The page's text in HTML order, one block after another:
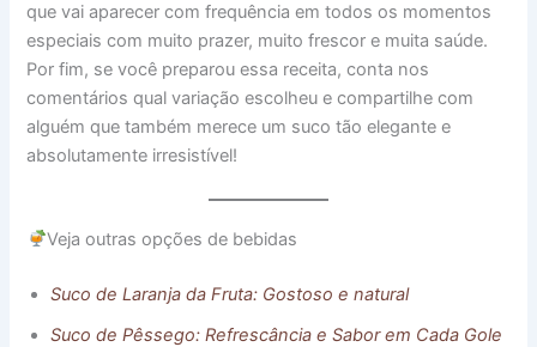
que vai aparecer com frequência em todos os momentos
especiais com muito prazer, muito frescor e muita saúde.
Por fim, se você preparou essa receita, conta nos
comentários qual variação escolheu e compartilhe com
alguém que também merece um suco tão elegante e
absolutamente irresistível!
Veja outras opções de bebidas
Suco de Laranja da Fruta: Gostoso e natural
Suco de Pêssego: Refrescância e Sabor em Cada Gole